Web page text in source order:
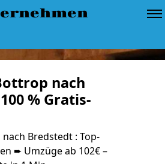
nach
% Gratis-
Bredstedt : Top-
➨ Umzüge ab 102€ –